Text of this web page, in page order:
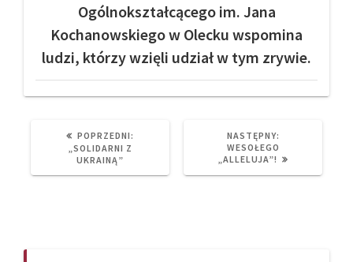
Ogólnokształcącego im. Jana
Kochanowskiego w Olecku wspomina
ludzi, którzy wzięli udział w tym zrywie.
POPRZEDNI:
„SOLIDARNI Z
UKRAINĄ”
NASTĘPNY:
WESOŁEGO
„ALLELUJA”!